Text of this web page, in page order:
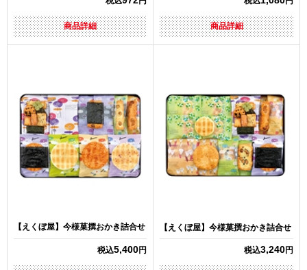
商品詳細 商品詳細
【えくぼ屋】今様菓撰おかき詰合せ
税込5,400円
【えくぼ屋】今様菓撰おかき詰合せ
税込3,240円